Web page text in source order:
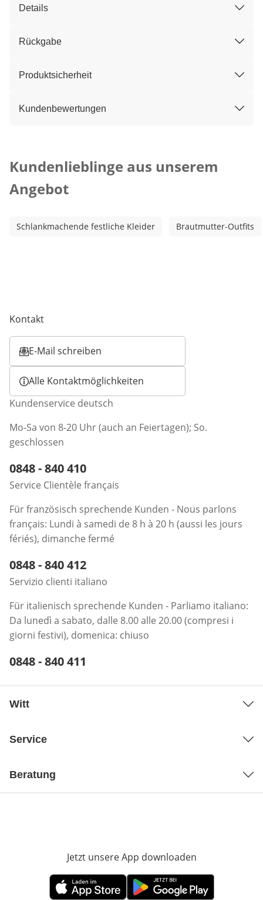
Details
Rückgabe
Produktsicherheit
Kundenbewertungen
Kundenlieblinge aus unserem
Angebot
Schlankmachende festliche Kleider Brautmutter-Outfits
Kontakt
E-Mail schreiben
Öffnet E-Mail-Client
Alle Kontaktmöglichkeiten
Kundenservice deutsch
Mo-Sa von 8-20 Uhr (auch an Feiertagen); So.
geschlossen
Telefonnummer:
0848 - 840 410
Service Clientèle français
Für französisch sprechende Kunden - Nous parlons
français: Lundi à samedi de 8 h à 20 h (aussi les jours
fériés), dimanche fermé
Telefonnummer:
0848 - 840 412
Servizio clienti italiano
Für italienisch sprechende Kunden - Parliamo italiano:
Da lunedì a sabato, dalle 8.00 alle 20.00 (compresi i
giorni festivi), domenica: chiuso
Telefonnummer:
0848 - 840 411
Witt
Service
Beratung
Jetzt unsere App downloaden